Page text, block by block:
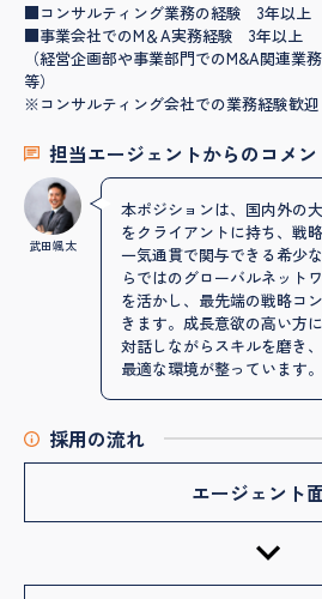
■コンサルティング業務の経験 3年以上
■事業会社でのM＆A実務経験 3年以上
（経営企画部や事業部門でのM&A関連業
等）
※コンサルティング会社での業務経験歓迎
担当エージェントからのコメン
武田颯太
本ポジションは、国内外の
をクライアントに持ち、戦
一気通貫で関与できる希少
らではのグローバルネット
を活かし、最先端の戦略コ
きます。成長意欲の高い方
対話しながらスキルを磨き
最適な環境が整っています。
採用の流れ
エージェント